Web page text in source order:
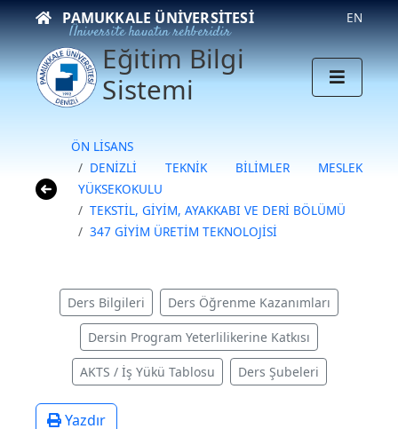
PAMUKKALE ÜNIVERSITESI
Üniversite hayatın rehberidir
EN
Eğitim Bilgi
Sistemi
ÖN LİSANS
DENİZLİ TEKNİK BİLİMLER MESLEK
YÜKSEKOKULU
TEKSTİL, GİYİM, AYAKKABI VE DERİ BÖLÜMÜ
347 GİYİM ÜRETİM TEKNOLOJİSİ
Ders Bilgileri Ders Öğrenme Kazanımları
Dersin Program Yeterlilikerine Katkısı
AKTS / İş Yükü Tablosu Ders Şubeleri
Yazdır